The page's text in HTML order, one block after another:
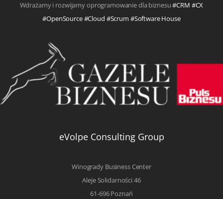
Wdrażamy i rozwijamy oprogramowanie dla biznesu#CRM #CX
#OpenSource #Cloud #Scrum #Software House
eVolpe Consulting Group
Winogrady Business Center
Aleje Solidarności 46
61-696 Poznań